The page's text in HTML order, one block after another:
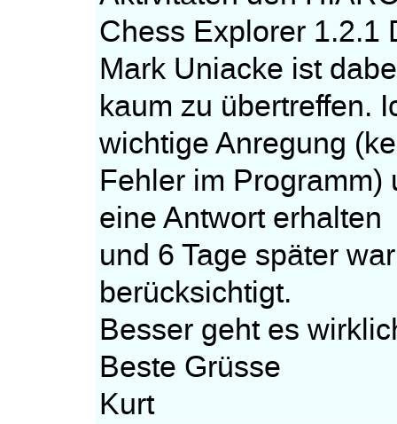
Chess Explorer 1.2.1
Mark Uniacke ist
kaum zu übertreffen.
wichtige Anregung
Fehler im Programm)
eine Antwort erhalten
und 6 Tage später
berücksichtigt.
Besser geht es
Beste Grüsse
Kurt